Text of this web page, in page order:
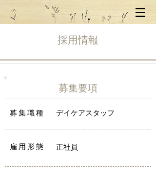
​採用情報
​募集要項
募集職種 デイケアスタッフ
雇用形態 正社員